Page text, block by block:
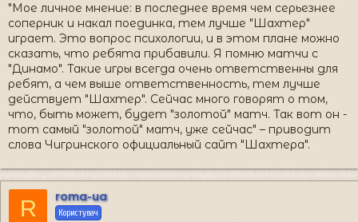
"Мое личное мнение: в последнее время чем серьезнее
соперник и накал поединка, тем лучше "Шахтер"
играет. Это вопрос психологии, и в этом плане можно
сказать, что ребята прибавили. Я помню матчи с
"Динамо". Такие игры всегда очень ответственны для
ребят, а чем выше ответственность, тем лучше
действует "Шахтер". Сейчас много говорят о том,
что, быть может, будет "золотой" матч. Так вот он -
тот самый "золотой" матч, уже сейчас" – приводит
слова Чигринского официальный сайт "Шахтера".
R roma-ua
Користувач